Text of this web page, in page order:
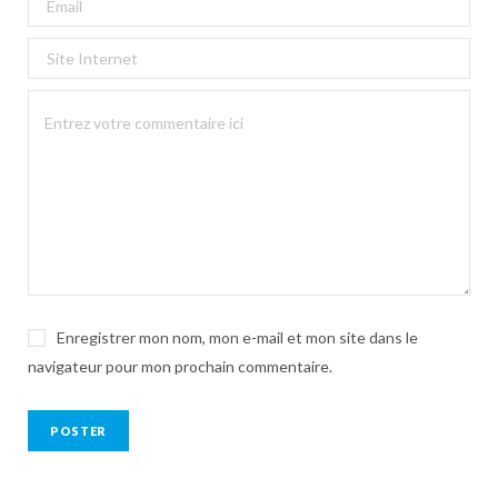
Enregistrer mon nom, mon e-mail et mon site dans le
navigateur pour mon prochain commentaire.